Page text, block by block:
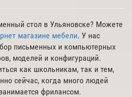
стол в Ульяновске? Можете
магазине мебели. У нас
письменных и компьютерных
моделей и конфигураций.
как школьникам, так и тем,
сейчас, когда много людей
фрилансом.